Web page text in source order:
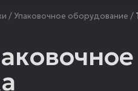
/ Упаковочное оборудование /